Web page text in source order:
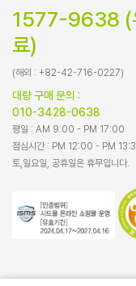
1577-9638 (
료)
(해외 : +82-42-716-0227)
대량 구매 문의 :
010-3428-0638
평일 : AM 9:00 - PM 17:00
점심시간 : PM 12:00 - PM
토,일요일, 공휴일은 휴무입니다.